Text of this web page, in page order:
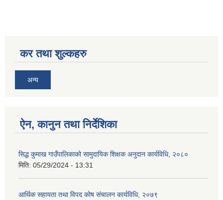
कर तथा शुल्कहरु
अन्य
ऐन, कानुन तथा निर्देशिका
सिद्ध कुमाख गाउँपालिकाको सामुदायिक शिक्षक अनुदान कार्यविधि, २०८०
मिति: 05/29/2024 - 13:31
आर्थिक सहायता तथा विपद कोष संचालन कार्यविधि, २०७९